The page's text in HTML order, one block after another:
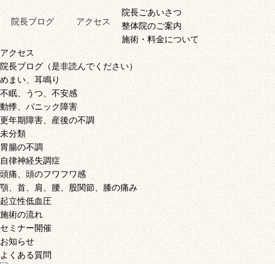
院長ブログ アクセス
院長ごあいさつ
整体院のご案内
施術・料金について
アクセス
院長ブログ（是非読んでください）
めまい、耳鳴り
不眠、うつ、不安感
動悸、パニック障害
更年期障害、産後の不調
未分類
胃腸の不調
自律神経失調症
頭痛、頭のフワフワ感
顎、首、肩、腰、股関節、膝の痛み
起立性低血圧
施術の流れ
セミナー開催
お知らせ
よくある質問